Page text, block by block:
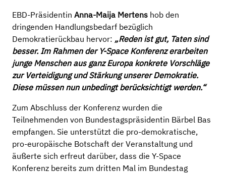
EBD-Präsidentin Anna-Maija Mertens hob den
dringenden Handlungsbedarf bezüglich
Demokratierückbau hervor: „Reden ist gut, Taten sind
besser. Im Rahmen der Y-Space Konferenz erarbeiten
junge Menschen aus ganz Europa konkrete Vorschläge
zur Verteidigung und Stärkung unserer Demokratie.
Diese müssen nun unbedingt berücksichtigt werden.“
Zum Abschluss der Konferenz wurden die
Teilnehmenden von Bundestagspräsidentin Bärbel Bas
empfangen. Sie unterstützt die pro-demokratische,
pro-europäische Botschaft der Veranstaltung und
äußerte sich erfreut darüber, dass die Y-Space
Konferenz bereits zum dritten Mal im Bundestag